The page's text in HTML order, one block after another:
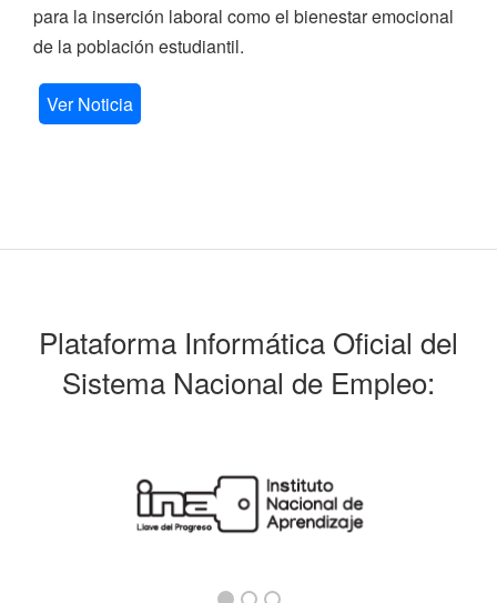
para la inserción laboral como el bienestar emocional
de la población estudiantil.
Ver Noticia
Plataforma Informática Oficial del
Sistema Nacional de Empleo: